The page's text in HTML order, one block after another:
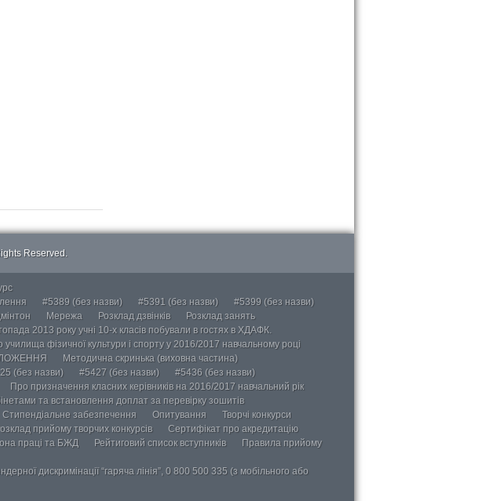
Reserved.
#5389 (без назви) #5391 (без назви)
#5399 (без назви)
Мережа Розклад дзвінків
Розклад занять
2013 року учні 10-х класів побували в гостях в ХДАФК.
училища фізичної культури і спорту у 2016/2017 навчальному році
Методична скринька (виховна частина)
(без назви) #5427 (без назви)
#5436 (без назви)
Про призначення класних керівників на 2016/2017 навчальний рік
та встановлення доплат за перевірку зошитів
Стипендіальне забезпечення Опитування
Творчі конкурси
прийому творчих конкурсів
Сертифікат про акредитацію
праці та БЖД Рейтиговий список вступників
Правила прийому
дискримінації “гаряча лінія”, 0 800 500 335 (з мобільного або